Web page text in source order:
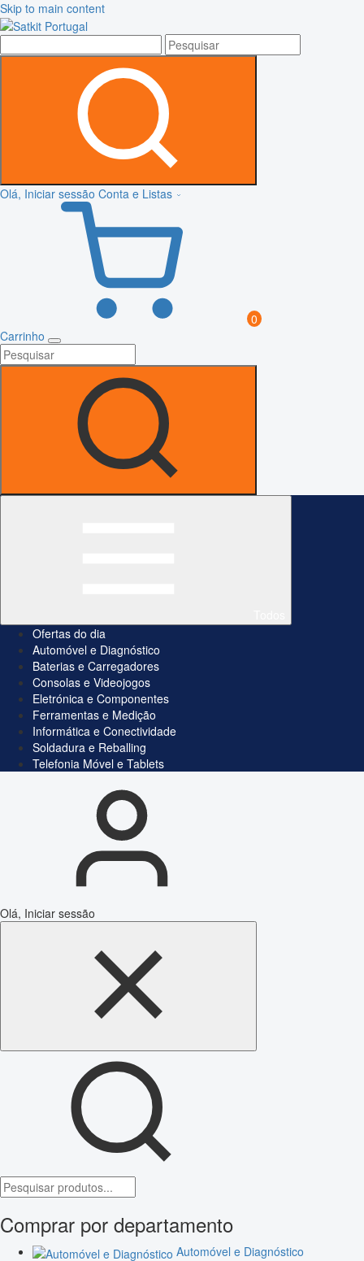
Skip to main content
Olá, Iniciar sessão Conta e Listas
0
Carrinho
Ofertas do dia
Automóvel e Diagnóstico
Baterias e Carregadores
Consolas e Videojogos
Eletrónica e Componentes
Ferramentas e Medição
Informática e Conectividade
Soldadura e Reballing
Telefonia Móvel e Tablets
Olá, Iniciar sessão
Comprar por departamento
Automóvel e Diagnóstico